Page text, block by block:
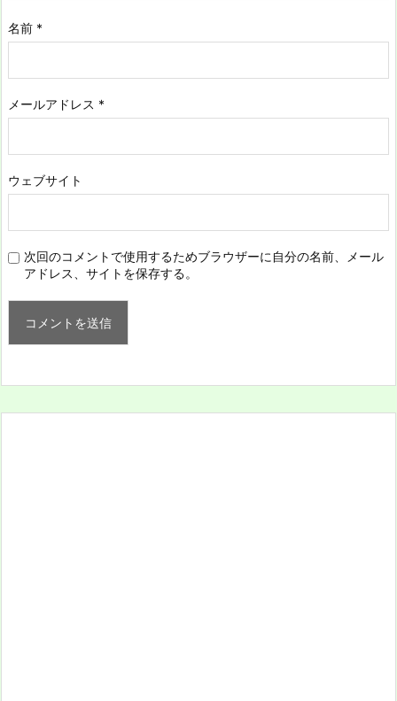
名前 *
メールアドレス *
ウェブサイト
次回のコメントで使用するためブラウザーに自分の名前、メール
アドレス、サイトを保存する。